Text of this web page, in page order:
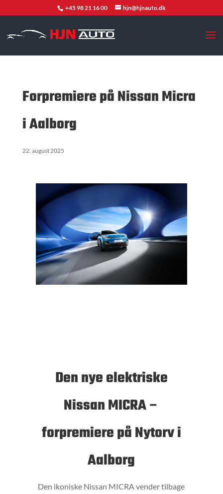
+45 98 21 16 00 hjn@hjnauto.dk
Forpremiere på Nissan Micra
i Aalborg
22. august 2025
Den nye elektriske
Nissan MICRA –
forpremiere på Nytorv i
Aalborg
Den ikoniske Nissan MICRA vender tilbage